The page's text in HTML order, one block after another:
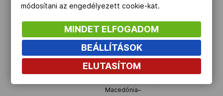
GYORSKORCSOLYA
5-6
sprint országos
6
Európa-bajnoki
selejtező, férfiak,
Magyarország–
Svájc
9
Európa-bajnoki
Macedónia–
módosítani az engedélyezett cookie-kat.
MINDET ELFOGADOM
BEÁLLÍTÁSOK
ELUTASÍTOM